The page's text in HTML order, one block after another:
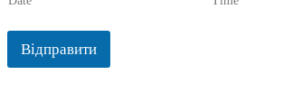
Відправити